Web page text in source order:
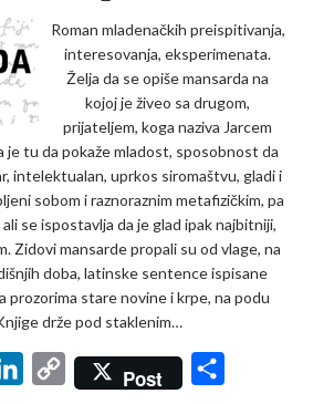
Roman mladenačkih preispitivanja,
interesovanja, eksperimenata.
Želja da se opiše mansarda na
kojoj je živeo sa drugom,
prijateljem, koga naziva Jarcem
je tu da pokaže mladost, sposobnost da
intelektualan, uprkos siromaštvu, gladi i
sobom i raznoraznim metafizičkim, pa
se ispostavlja da je glad ipak najbitniji,
Zidovi mansarde propali su od vlage, na
doba, latinske sentence ispisane
prozorima stare novine i krpe, na podu
drže pod staklenim…
C
Post